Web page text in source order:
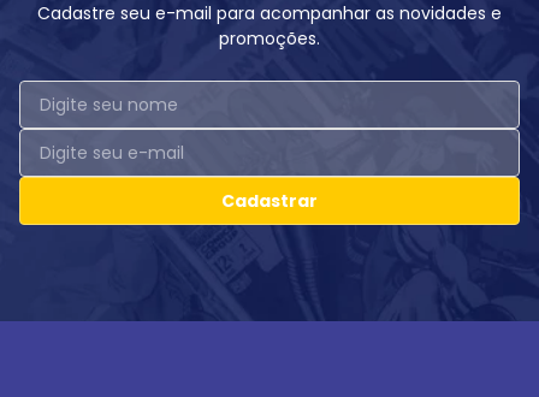
Cadastre seu e-mail para acompanhar as novidades e
promoções.
Cadastrar